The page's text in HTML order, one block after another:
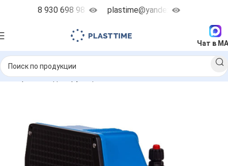
8 930 698 98 38 plastime@yandex.ru
Чат в
дозирующие насосы Etatron BT BT MA/AD